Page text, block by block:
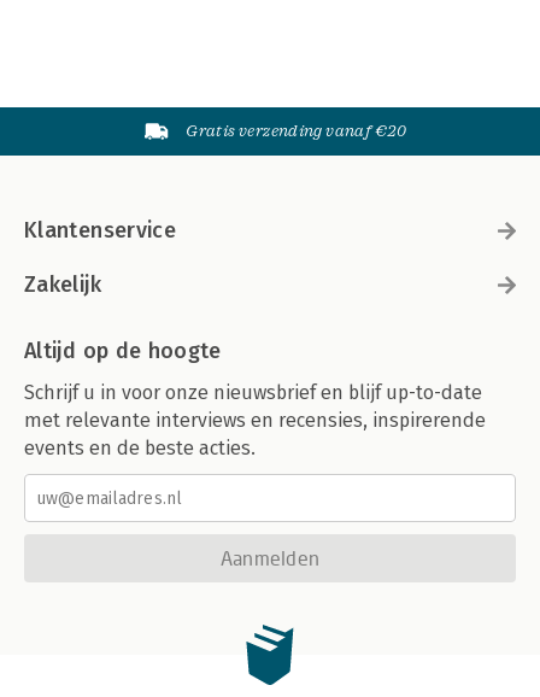
Gratis verzending vanaf €20
Klantenservice
Zakelijk
Altijd op de hoogte
Schrijf u in voor onze nieuwsbrief en blijf up-to-date
met relevante interviews en recensies, inspirerende
events en de beste acties.
Aanmelden